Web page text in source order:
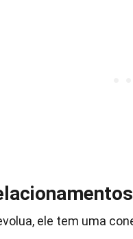
ele tem uma